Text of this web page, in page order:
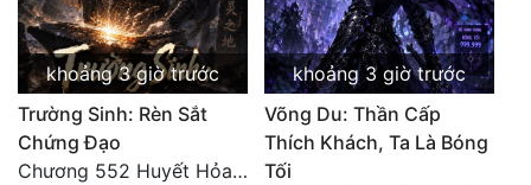
Võ Hiệp
Võng Du
Xuyên Không
Xuyên Nhanh
khoảng 3 giờ trước
Trường Sinh: Rèn Sắt
Chứng Đạo
Chương 552 Huyết Hỏa Độn Hư, nhân quả chưa dứt
khoảng 3 giờ trước
Võng Du: Thần Cấp
Thích Khách, Ta Là Bóng
Tối